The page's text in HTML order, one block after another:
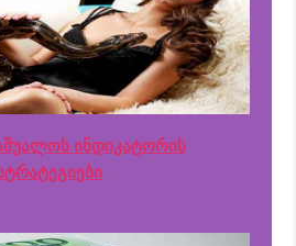
ინდიკატორის